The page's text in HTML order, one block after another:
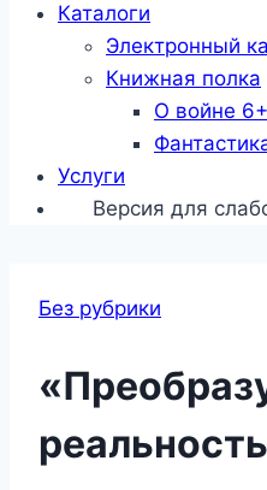
Каталоги
Электронный
Книжная полка
О войне 6+
Услуги
Версия для
Без рубрики